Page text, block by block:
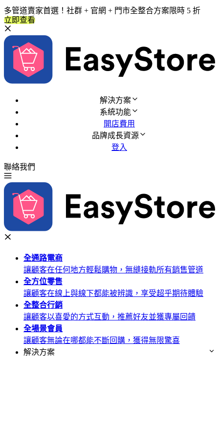
多管道賣家首選！社群 + 官網 + 門市全整合方案限時 5 折
立即查看
解決方案
系統功能
開店費用
品牌成長資源
登入
聯絡我們
全通路電商
讓顧客在任何地方輕鬆購物，無縫接軌所有銷售管道
全方位零售
讓顧客在線上與線下都能被辨識，享受超乎期待體驗
全整合行銷
讓顧客以喜愛的方式互動，推薦好友並獲專屬回饋
全場景會員
讓顧客無論在哪都能不斷回購，獲得無限驚喜
解決方案